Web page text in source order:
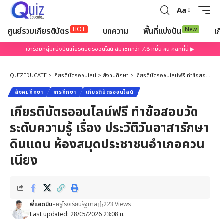
Aa
ศูนย์รวมเกียรติบัตร HOT บทความ พื้นที่แบ่งปัน New
เข้าร่วมกลุ่มแบ่งปันเกียรติบัตรออนไลน์ สมาชิกกว่า 7.8 หมื่น คน คลิกที่นี่ ▶
QUIZEDUCATE > เกียรติบัตรออนไลน์ > สังคมศึกษา > เกียรติบัตรออนไลน์ฟรี ทำข้อสอบวัดระดับความรู้ เรื่อง ประวัติวันอาสารักษาดินแดน ห้องสมุดประชาชนอำเภอควนเนียง
สังคมศึกษา การศึกษา เกียรติบัตรออนไลน์
เกียรติบัตรออนไลน์ฟรี ทำข้อสอบวัด
ระดับความรู้ เรื่อง ประวัติวันอาสารักษา
ดินแดน ห้องสมุดประชาชนอำเภอควน
เนียง
Last updated: 28/05/2026 23:08 น.
พี่แอดมิน- ครูโรงเรียนรัฐบาล 223 Views